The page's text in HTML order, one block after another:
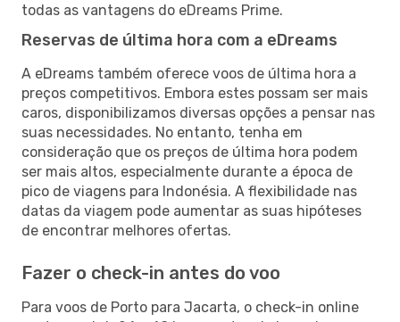
todas as vantagens do eDreams Prime.
Reservas de última hora com a eDreams
A eDreams também oferece voos de última hora a
preços competitivos. Embora estes possam ser mais
caros, disponibilizamos diversas opções a pensar nas
suas necessidades. No entanto, tenha em
consideração que os preços de última hora podem
ser mais altos, especialmente durante a época de
pico de viagens para Indonésia. A flexibilidade nas
datas da viagem pode aumentar as suas hipóteses
de encontrar melhores ofertas.
Fazer o check-in antes do voo
Para voos de Porto para Jacarta, o check-in online